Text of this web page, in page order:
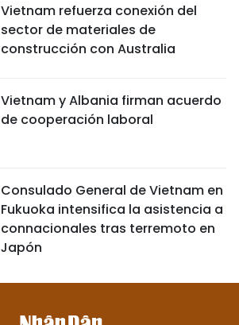
Vietnam refuerza conexión del
sector de materiales de
construcción con Australia
Vietnam y Albania firman acuerdo
de cooperación laboral
Consulado General de Vietnam en
Fukuoka intensifica la asistencia a
connacionales tras terremoto en
Japón